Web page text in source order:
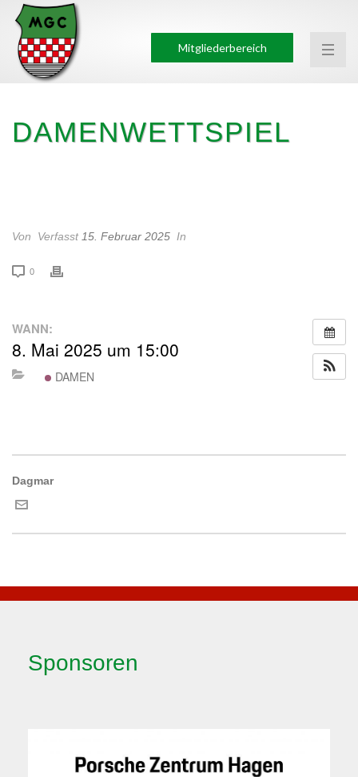
Mitgliederbereich
DAMENWETTSPIEL
Von Verfasst 15. Februar 2025 In
0
WANN:
8. Mai 2025 um 15:00
DAMEN
Dagmar
Sponsoren